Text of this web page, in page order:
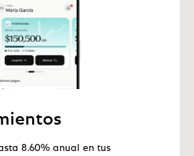
8.60% anual en tus